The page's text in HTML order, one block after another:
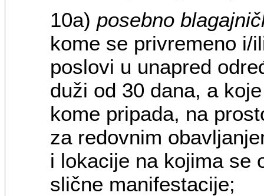
10a) posebno
kome se privremeno i/
poslovi u unapred
duži od 30 dana, a
kome pripada, na
za redovnim
i lokacije na kojima se
slične manifestacije;